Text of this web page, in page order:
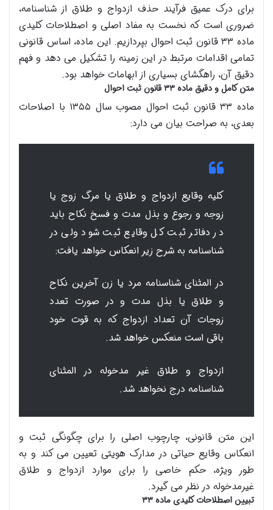
برای درک عمیق فرآیند حذف ازدواج و طلاق از شناسنامه،
ضروری است که نخست به مفاد اصلی و اصطلاحات کلیدی
ماده ۳۳ قانون ثبت احوال بپردازیم. این ماده، اساس قانونی
تمامی اقدامات مرتبط در این زمینه را تشکیل می دهد و فهم
دقیق آن، راهگشای بسیاری از ابهامات خواهد بود.
متن کامل و دقیق ماده ۳۳ قانون ثبت احوال
ماده ۳۳ قانون ثبت احوال مصوب سال ۱۳۵۵ با اصلاحات
بعدی، به صراحت بیان می دارد:
کلیه وقایع ازدواج و طلاق یا مرگ زوج یا
زوجه و رجوع و بذل مدت و فسخ نکاح باید
در دفاتر ثبت کل وقایع ثبت شود ولی در
شناسنامه به شرح زیر انعکاس خواهد یافت:
در المثنای شناسنامه مرد یا زن آخرین نکاح
و طلاق یا بذل مدت و در صورت تعدد
زوجات آن تعداد ازدواج که به قوت خود
باقی است منعکس خواهد شد.
ازدواج و طلاق غیر مدخوله در المثنای
شناسنامه درج نخواهد شد.
این متن قانونی، چارچوب اصلی را برای چگونگی ثبت و
انعکاس وقایع حیاتی در مدارک هویتی تعیین می کند و به
طور ویژه، حکم خاصی را برای موارد ازدواج و طلاق
غیرمدخوله در نظر می گیرد.
تبیین اصطلاحات کلیدی ماده ۳۳